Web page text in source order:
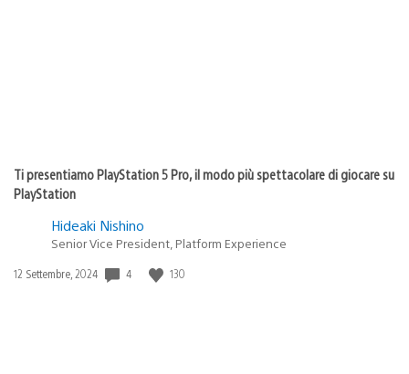
Ti presentiamo PlayStation 5 Pro, il modo più spettacolare di giocare su
PlayStation
Hideaki Nishino
Senior Vice President, Platform Experience
Data
12 Settembre, 2024 4 130